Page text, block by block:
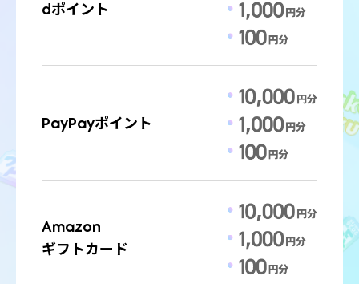
dポイント
PayPayポイント
Amazon
ギフトカード